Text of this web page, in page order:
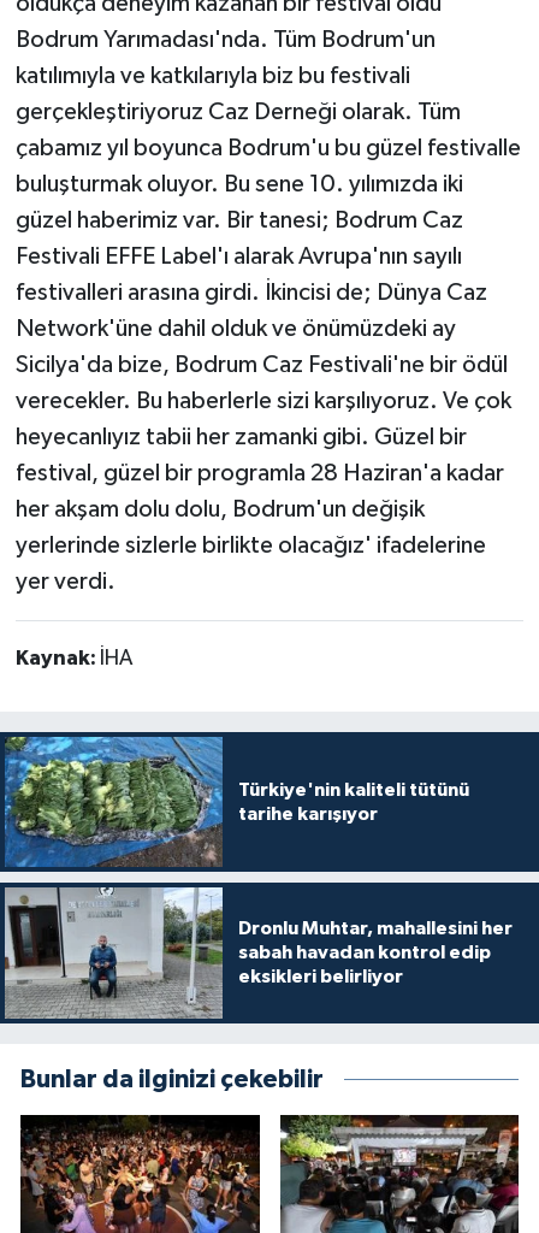
Bodrum Yarımadası'nda. Tüm Bodrum'un
katılımıyla ve katkılarıyla biz bu festivali
gerçekleştiriyoruz Caz Derneği olarak. Tüm
çabamız yıl boyunca Bodrum'u bu güzel festivalle
buluşturmak oluyor. Bu sene 10. yılımızda iki
güzel haberimiz var. Bir tanesi; Bodrum Caz
Festivali EFFE Label'ı alarak Avrupa'nın sayılı
festivalleri arasına girdi. İkincisi de; Dünya Caz
Network'üne dahil olduk ve önümüzdeki ay
Sicilya'da bize, Bodrum Caz Festivali'ne bir ödül
verecekler. Bu haberlerle sizi karşılıyoruz. Ve çok
heyecanlıyız tabii her zamanki gibi. Güzel bir
festival, güzel bir programla 28 Haziran'a kadar
her akşam dolu dolu, Bodrum'un değişik
yerlerinde sizlerle birlikte olacağız' ifadelerine
yer verdi.
Kaynak: İHA
Türkiye'nin kaliteli tütünü
tarihe karışıyor
Dronlu Muhtar, mahallesini her
sabah havadan kontrol edip
eksikleri belirliyor
Bunlar da ilginizi çekebilir